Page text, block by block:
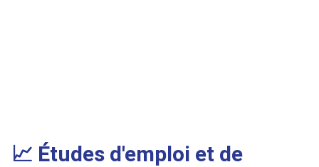
entretien
📈 Études d'emploi et de